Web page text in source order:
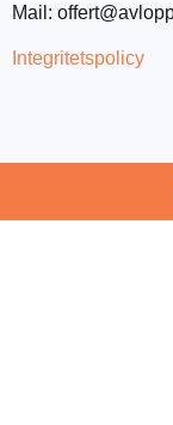
Mail:
Integritetspolicy